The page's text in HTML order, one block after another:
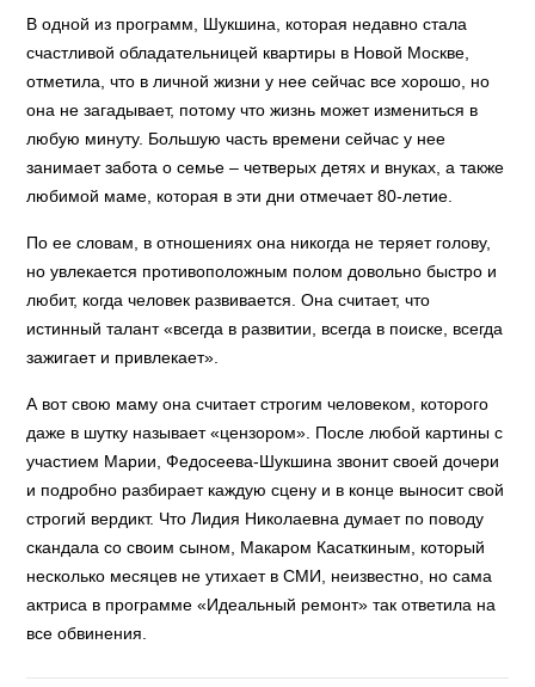
В одной из программ, Шукшина, которая недавно стала
счастливой обладательницей квартиры в Новой Москве,
отметила, что в личной жизни у нее сейчас все хорошо, но
она не загадывает, потому что жизнь может измениться в
любую минуту. Большую часть времени сейчас у нее
занимает забота о семье – четверых детях и внуках, а также
любимой маме, которая в эти дни отмечает 80-летие.
По ее словам, в отношениях она никогда не теряет голову,
но увлекается противоположным полом довольно быстро и
любит, когда человек развивается. Она считает, что
истинный талант «всегда в развитии, всегда в поиске, всегда
зажигает и привлекает».
А вот свою маму она считает строгим человеком, которого
даже в шутку называет «цензором». После любой картины с
участием Марии, Федосеева-Шукшина звонит своей дочери
и подробно разбирает каждую сцену и в конце выносит свой
строгий вердикт. Что Лидия Николаевна думает по поводу
скандала со своим сыном, Макаром Касаткиным, который
несколько месяцев не утихает в СМИ, неизвестно, но сама
актриса в программе «Идеальный ремонт» так ответила на
все обвинения.